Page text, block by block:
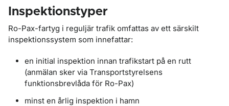
Inspektionstyper
Ro-Pax-fartyg i reguljär trafik omfattas av ett särskilt
inspektionssystem som innefattar:
en initial inspektion innan trafikstart på en rutt
(anmälan sker via Transportstyrelsens
funktionsbrevlåda för Ro-Pax)
minst en årlig inspektion i hamn